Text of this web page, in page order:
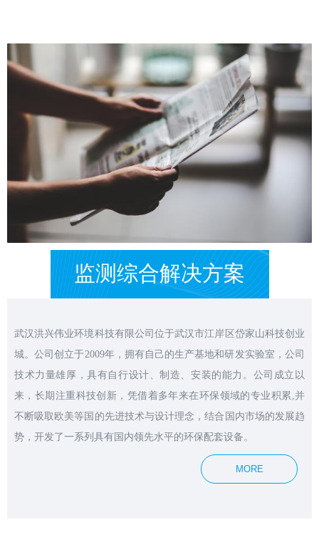
武汉洪兴伟业环境科技有限公司位于武汉市江岸区岱家山科技创业
城。公司创立于2009年，拥有自己的生产基地和研发实验室，公司
技术力量雄厚，具有自行设计、制造、安装的能力。公司成立以
来，长期注重科技创新，凭借着多年来在环保领域的专业积累,并
不断吸取欧美等国的先进技术与设计理念，结合国内市场的发展趋
势，开发了一系列具有国内领先水平的环保配套设备。
MORE
监测综合解决方案